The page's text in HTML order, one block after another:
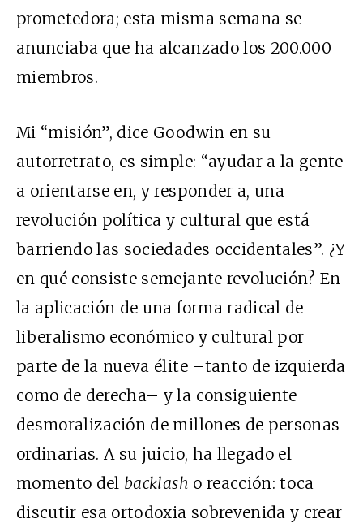
prometedora; esta misma semana se
anunciaba que ha alcanzado los 200.000
miembros.
Mi “misión”, dice Goodwin en su
autorretrato, es simple: “ayudar a la gente
a orientarse en, y responder a, una
revolución política y cultural que está
barriendo las sociedades occidentales”. ¿Y
en qué consiste semejante revolución? En
la aplicación de una forma radical de
liberalismo económico y cultural por
parte de la nueva élite –tanto de izquierda
como de derecha– y la consiguiente
desmoralización de millones de personas
ordinarias. A su juicio, ha llegado el
momento del backlash o reacción: toca
discutir esa ortodoxia sobrevenida y crear